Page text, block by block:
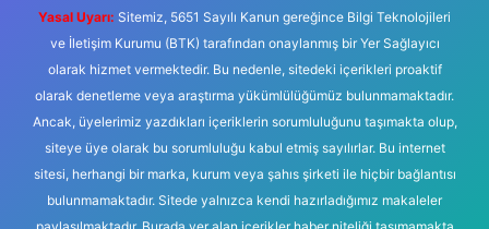
Yasal Uyarı: Sitemiz, 5651 Sayılı Kanun gereğince Bilgi Teknolojileri
ve İletişim Kurumu (BTK) tarafından onaylanmış bir Yer Sağlayıcı
olarak hizmet vermektedir. Bu nedenle, sitedeki içerikleri proaktif
olarak denetleme veya araştırma yükümlülüğümüz bulunmamaktadır.
Ancak, üyelerimiz yazdıkları içeriklerin sorumluluğunu taşımakta olup,
siteye üye olarak bu sorumluluğu kabul etmiş sayılırlar. Bu internet
sitesi, herhangi bir marka, kurum veya şahıs şirketi ile hiçbir bağlantısı
bulunmamaktadır. Sitede yalnızca kendi hazırladığımız makaleler